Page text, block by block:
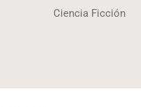
Ciencia Ficción